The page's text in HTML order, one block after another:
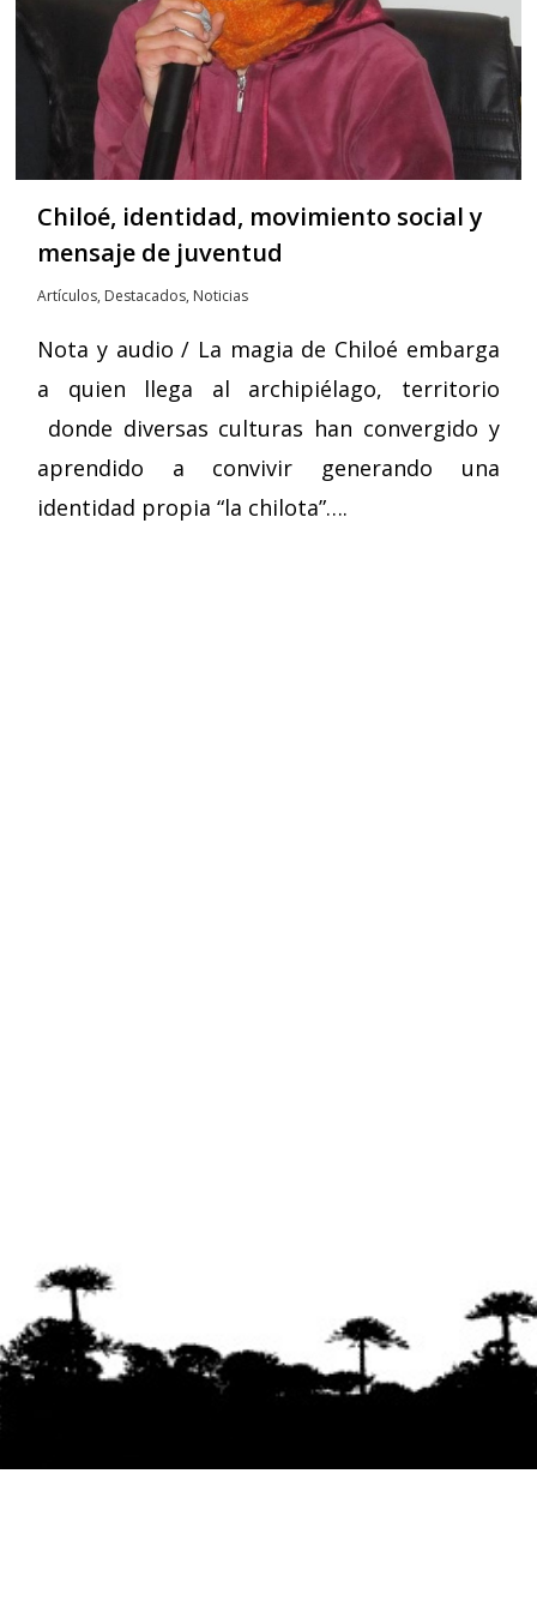
Chiloé, identidad, movimiento social y
mensaje de juventud
Artículos, Destacados, Noticias
Nota y audio / La magia de Chiloé embarga
a quien llega al archipiélago, territorio
donde diversas culturas han convergido y
aprendido a convivir generando una
identidad propia “la chilota”….